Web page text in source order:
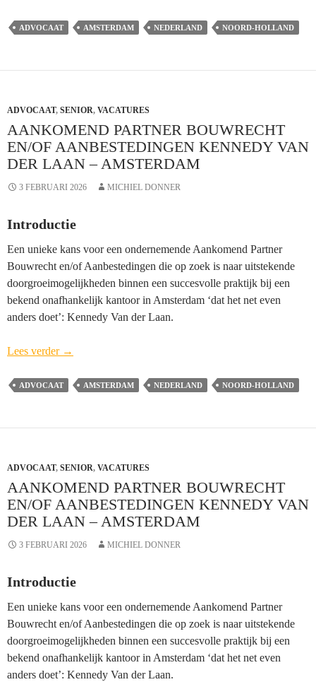
Omgevingsrecht
ADVOCAAT AMSTERDAM NEDERLAND NOORD-HOLLAND
ADVOCAAT, SENIOR, VACATURES
AANKOMEND PARTNER BOUWRECHT
EN/OF AANBESTEDINGEN KENNEDY VAN
DER LAAN – AMSTERDAM
3 FEBRUARI 2026 MICHIEL DONNER
Introductie
Een unieke kans voor een ondernemende Aankomend Partner
Bouwrecht en/of Aanbestedingen die op zoek is naar uitstekende
doorgroeimogelijkheden binnen een succesvolle praktijk bij een
bekend onafhankelijk kantoor in Amsterdam ‘dat het net even
anders doet’: Kennedy Van der Laan.
Lees verder Aankomend
Bouwrecht
der
Laan
–
Amsterdam
→
ADVOCAAT AMSTERDAM NEDERLAND NOORD-HOLLAND
ADVOCAAT, SENIOR, VACATURES
AANKOMEND PARTNER BOUWRECHT
EN/OF AANBESTEDINGEN KENNEDY VAN
DER LAAN – AMSTERDAM
3 FEBRUARI 2026 MICHIEL DONNER
Introductie
Een unieke kans voor een ondernemende Aankomend Partner
Bouwrecht en/of Aanbestedingen die op zoek is naar uitstekende
doorgroeimogelijkheden binnen een succesvolle praktijk bij een
bekend onafhankelijk kantoor in Amsterdam ‘dat het net even
anders doet’: Kennedy Van der Laan.